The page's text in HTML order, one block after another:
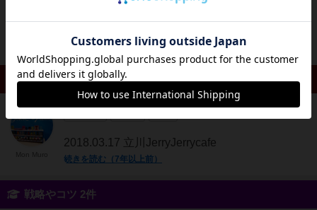
続きを読む（9年弱前）
リプレイ 1件
2018.03.17 立川JerryJerrycafe
続きを読む（7年以上前）
大賢者
戦略やコツ 2件